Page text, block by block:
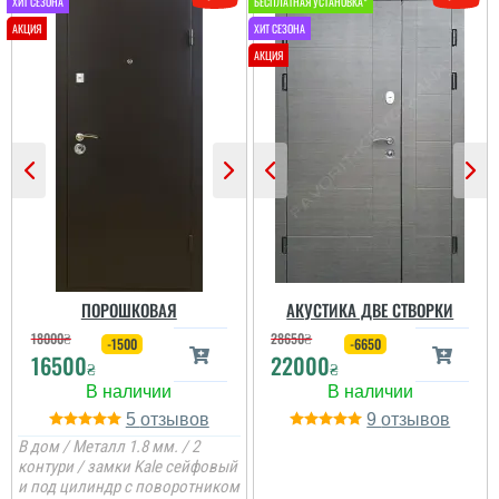
ПОРОШКОВАЯ
18000₴
16500₴
-1500
5
В дом / Металл 1.8 мм. / 2
контури / замки Kale сейфовый
и под цилиндр с поворотником
АКУСТИКА ДВЕ СТВОРКИ
28650₴
22000₴
-6650
9